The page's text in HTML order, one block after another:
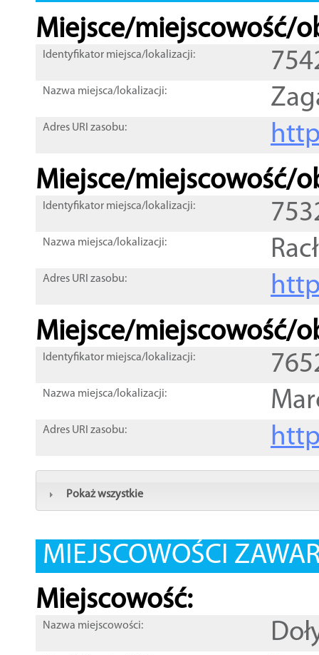
Miejsce/miejscowość/
Identyfikator miejsca/lokalizacji:
Nazwa miejsca/lokalizacji:
Adres URI zasobu:
Miejsce/miejscowość/
Identyfikator miejsca/lokalizacji:
Nazwa miejsca/lokalizacji:
Adres URI zasobu:
Miejsce/miejscowość/
Identyfikator miejsca/lokalizacji:
Nazwa miejsca/lokalizacji:
Adres URI zasobu:
Pokaż wszystkie
MIEJSCOWOŚCI
Miejscowość:
Nazwa miejscowości: